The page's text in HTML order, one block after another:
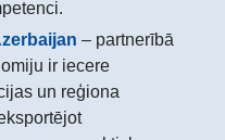
– partnerībā
ir iecere
un reģiona